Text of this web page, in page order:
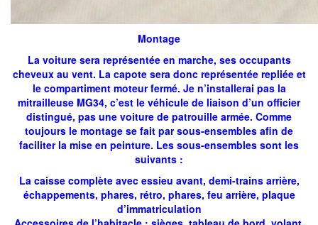
Montage
La voiture sera représentée en marche, ses occupants
cheveux au vent. La capote sera donc représentée repliée et
le compartiment moteur fermé. Je n’installerai pas la
mitrailleuse MG34, c’est le véhicule de liaison d’un officier
distingué, pas une voiture de patrouille armée. Comme
toujours le montage se fait par sous-ensembles afin de
faciliter la mise en peinture. Les sous-ensembles sont les
suivants :
La caisse complète avec essieu avant, demi-trains arrière,
échappements, phares, rétro, phares, feu arrière, plaque
d’immatriculation